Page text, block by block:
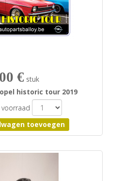
€ stuk
historic tour 2019